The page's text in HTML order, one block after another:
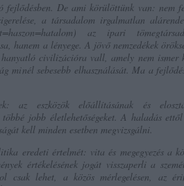
De ami körülöttünk van: nem
a társadalom irgalmatlan
az ipari
hanem a lényege. A jövő nemzedékek
hanyatló civilizációra vall, amely nem ismer
minél sebesebb elhasználását. Ma a
az eszközök előállításának és
jobb életlehetőségeket. A haladás
kell minden esetben megvizsgálni.
eredeti értelmét: vita és megegyezés a
értékelésének jogát visszaperli a
csak lehet, a közös mérlegelésen, az